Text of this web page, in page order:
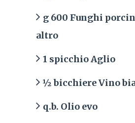
g 600 Funghi
altro
1 spicchio Aglio
½bicchiere Vino
q.b. Olio evo